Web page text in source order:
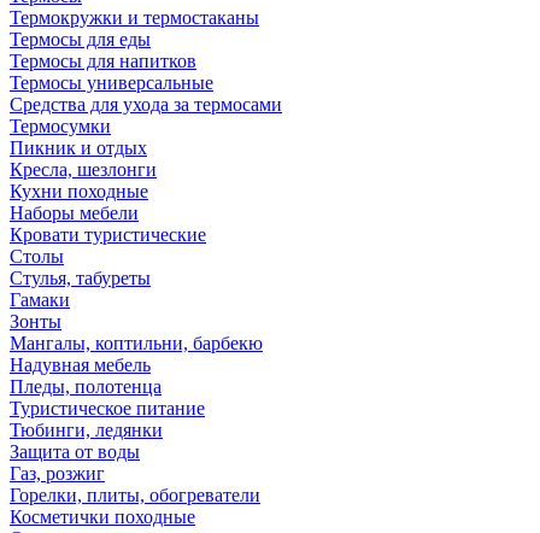
Термокружки и термостаканы
Термосы для еды
Термосы для напитков
Термосы универсальные
Средства для ухода за термосами
Термосумки
Пикник и отдых
Кресла, шезлонги
Кухни походные
Наборы мебели
Кровати туристические
Столы
Стулья, табуреты
Гамаки
Зонты
Мангалы, коптильни, барбекю
Надувная мебель
Пледы, полотенца
Туристическое питание
Тюбинги, ледянки
Защита от воды
Газ, розжиг
Горелки, плиты, обогреватели
Косметички походные